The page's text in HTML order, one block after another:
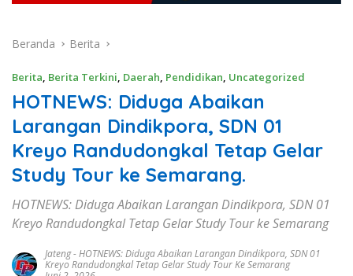
Beranda Berita
Berita, Berita Terkini, Daerah, Pendidikan, Uncategorized
HOTNEWS: Diduga Abaikan
Larangan Dindikpora, SDN 01
Kreyo Randudongkal Tetap Gelar
Study Tour ke Semarang.
HOTNEWS: Diduga Abaikan Larangan Dindikpora, SDN 01
Kreyo Randudongkal Tetap Gelar Study Tour ke Semarang
Jateng-HOTNEWS: Diduga Abaikan Larangan Dindikpora, SDN 01
Kreyo Randudongkal Tetap Gelar Study Tour Ke Semarang